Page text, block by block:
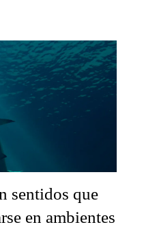
sentidos que
en ambientes